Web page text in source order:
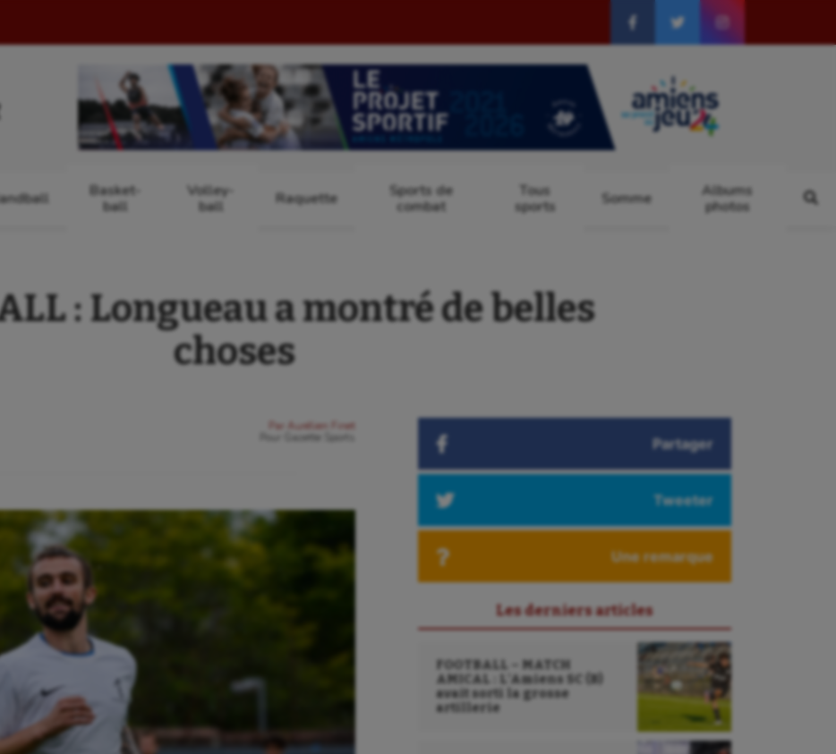
Basket-
ball
Volley-
ball
Raquette
Sports de
combat
Tous
sports
Somme
Albums
photos
: Longueau a montré de belles
choses
Par
Aurélien Finet
Gazette Sports Partager
Tweeter
Une remarque
Les derniers articles
FOOTBALL – MATCH
AMICAL : L’Amiens SC (B)
avait sorti la grosse
artillerie